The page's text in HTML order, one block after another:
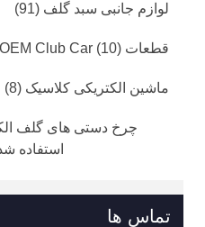
لوازم جانبی سبد گلف (91)
قطعات OEM Club Car (10)
ماشین الکتریکی کلاسیک (8)
چرخ دستی های گلف
استفاده
تماس ها